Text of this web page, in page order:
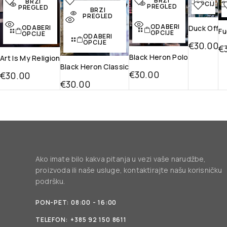
listu želja
pregled
PREGLED
ODABERI
OPCIJE
Art Is My Religion
€30.00
listu želja
Brzi pregled
BRZI
PREGLED
ODABERI
OPCIJE
Black Heron Classic
€30.00
listu želja
pregled
PREGLED
ODABERI
OPCIJE
Black Heron Polo
€30.00
na
OPCIJE
Duck Off
€30.00€
Ako imate bilo kakva pitanja u vezi vaše narudžbe,
proizvoda ili naše usluge, kontaktirajte našu korisničku
podršku.
PON-PET: 08:00 - 16:00
TELEFON: +385 92 150 8611